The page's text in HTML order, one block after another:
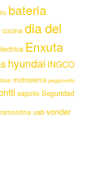
bateria
cocina dia del
Enxuta
hyundai INGCO
motosierra pegamento
sapolio Seguridad
usbvonder